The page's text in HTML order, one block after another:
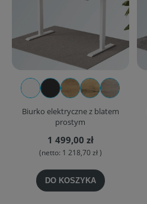
Biurko elektryczne z blatem
prostym
1 499,00 zł
(netto: 1 218,70 zł)
DO KOSZYKA